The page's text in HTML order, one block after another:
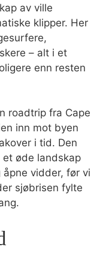
av ville
klipper. Her
– alt i et
enn resten
roadtrip fra Cape
inn mot byen
i tid. Den
øde landskap
vidder, før vi
sjøbrisen fylte